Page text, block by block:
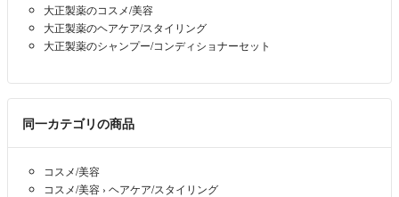
大正製薬のコスメ/美容
大正製薬のヘアケア/スタイリング
大正製薬のシャンプー/コンディショナーセット
同一カテゴリの商品
コスメ/美容
コスメ/美容 › ヘアケア/スタイリング